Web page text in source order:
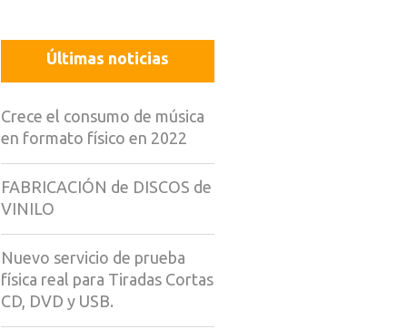
Últimas noticias
Crece el consumo de música
en formato físico en 2022
FABRICACIÓN de DISCOS de
VINILO
Nuevo servicio de prueba
física real para Tiradas Cortas
CD, DVD y USB.